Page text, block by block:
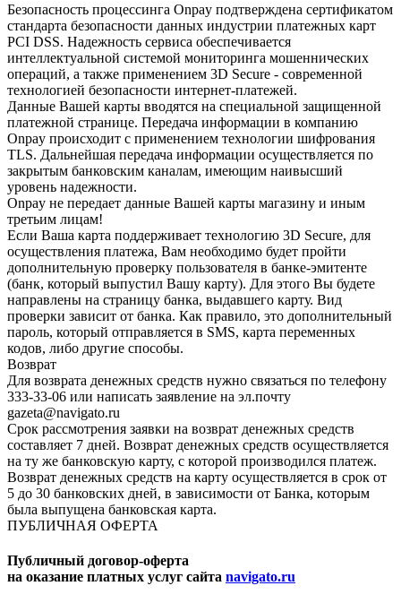
Безопасность процессинга Onpay подтверждена сертификатом
стандарта безопасности данных индустрии платежных карт
PCI DSS. Надежность сервиса обеспечивается
интеллектуальной системой мониторинга мошеннических
операций, а также применением 3D Secure - современной
технологией безопасности интернет-платежей.
Данные Вашей карты вводятся на специальной защищенной
платежной странице. Передача информации в компанию
Onpay происходит с применением технологии шифрования
TLS. Дальнейшая передача информации осуществляется по
закрытым банковским каналам, имеющим наивысший
уровень надежности.
Onpay не передает данные Вашей карты магазину и иным
третьим лицам!
Если Ваша карта поддерживает технологию 3D Secure, для
осуществления платежа, Вам необходимо будет пройти
дополнительную проверку пользователя в банке-эмитенте
(банк, который выпустил Вашу карту). Для этого Вы будете
направлены на страницу банка, выдавшего карту. Вид
проверки зависит от банка. Как правило, это дополнительный
пароль, который отправляется в SMS, карта переменных
кодов, либо другие способы.
Возврат
Для возврата денежных средств нужно связаться по телефону
333-33-06 или написать заявление на эл.почту
gazeta@navigato.ru
Срок рассмотрения заявки на возврат денежных средств
составляет 7 дней. Возврат денежных средств осуществляется
на ту же банковскую карту, с которой производился платеж.
Возврат денежных средств на карту осуществляется в срок от
5 до 30 банковских дней, в зависимости от Банка, которым
была выпущена банковская карта.
ПУБЛИЧНАЯ ОФЕРТА
Публичный договор-оферта
на оказание платных услуг сайта navigato.ru